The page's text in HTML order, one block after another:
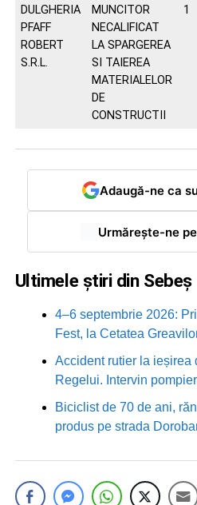
DULGHERIA
PFAFF
ROBERT
S.R.L.
MUNCITOR
NECALIFICAT
LA SPARGEREA
SI TAIEREA
MATERIALELOR
DE
CONSTRUCTII
1
Adaugă-ne ca
Urmărește-ne
Ultimele știri din Sebeș
4–6 septembrie 2026:
Fest, la Cetatea
Accident rutier la ieșirea
Regelui. Intervin
Biciclist de 70 de ani,
produs pe strada